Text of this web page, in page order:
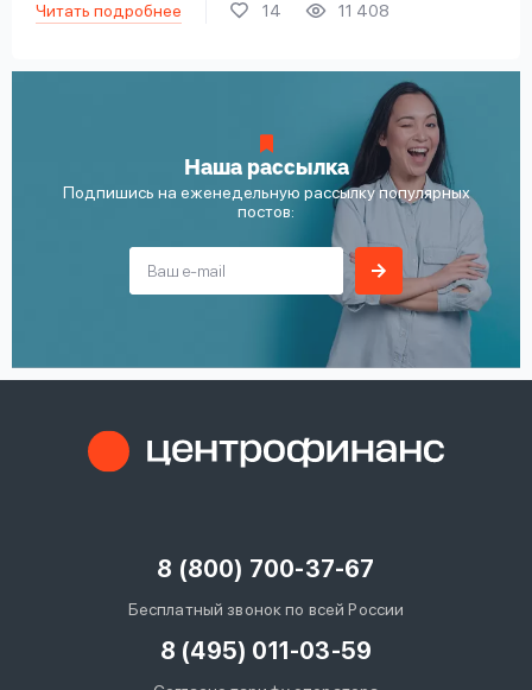
Читать подробнее 14 11 408
Наша рассылка
Подпишись на еженедельную рассылку популярных
постов:
8 (800) 700-37-67
Бесплатный звонок по всей России
8 (495) 011-03-59